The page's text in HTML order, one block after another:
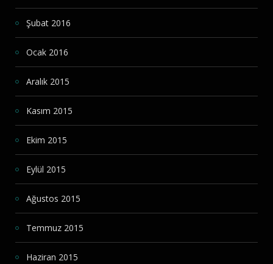
Şubat 2016
Ocak 2016
Aralık 2015
Kasım 2015
Ekim 2015
Eylül 2015
Ağustos 2015
Temmuz 2015
Haziran 2015